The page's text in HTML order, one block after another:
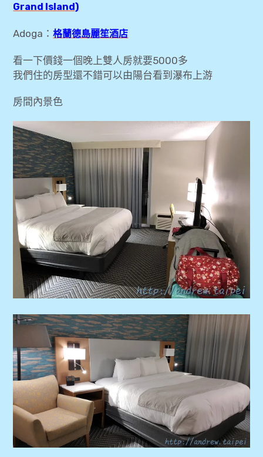
Grand Island)
Adoga：格蘭德島麗笙酒店
看一下價錢一個晚上雙人房就要5000多
我們住的房型還不錯可以由陽台看到瀑布上游
房間內景色